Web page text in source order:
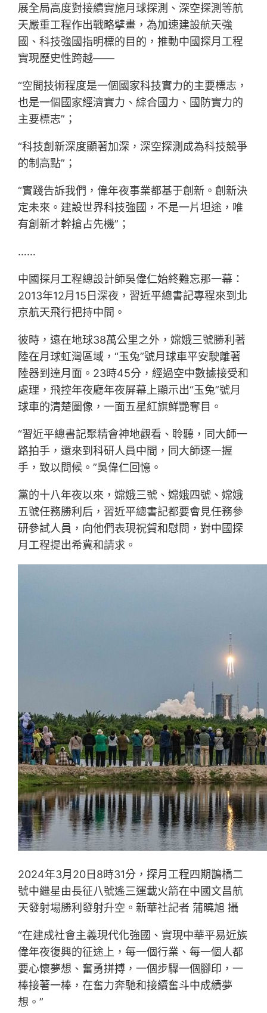
展全局高度對接續實施月球探測、深空探測等航
天嚴重工程作出戰略擘畫，為加速建設航天強
國、科技強國指明標的目的，推動中國探月工程
實現歷史性跨越——
“空間技術程度是一個國家科技實力的主要標志，
也是一個國家經濟實力、綜合國力、國防實力的
主要標志”；
“科技創新深度顯著加深，深空探測成為科技競爭
的制高點”；
“實踐告訴我們，偉年夜事業都基于創新。創新決
定未來。建設世界科技強國，不是一片坦途，唯
有創新才幹搶占先機”；
……
中國探月工程總設計師吳偉仁始終難忘那一幕：
2013年12月15日深夜，習近平總書記專程來到北
京航天飛行把持中間。
彼時，遠在地球38萬公里之外，嫦娥三號勝利著
陸在月球虹灣區域，“玉兔”號月球車平安駛離著
陸器到達月面。23時45分，經過空中數據接受和
處理，飛控年夜廳年夜屏幕上顯示出“玉兔”號月
球車的清楚圖像，一面五星紅旗鮮艷奪目。
“習近平總書記聚精會神地觀看、聆聽，同大師一
路拍手，還來到科研人員中間，同大師逐一握
手，致以問候。”吳偉仁回憶。
黨的十八年夜以來，嫦娥三號、嫦娥四號、嫦娥
五號任務勝利后，習近平總書記都要會見任務參
研參試人員，向他們表現祝賀和慰問，對中國探
月工程提出希冀和請求。
2024年3月20日8時31分，探月工程四期鵲橋二
號中繼星由長征八號遙三運載火箭在中國文昌航
天發射場勝利發射升空。新華社記者 蒲曉旭 攝
“在建成社會主義現代化強國、實現中華平易近族
偉年夜復興的征途上，每一個行業、每一個人都
要心懷夢想、奮勇拼搏，一個步驟一個腳印，一
棒接著一棒，在奮力奔馳和接續奮斗中成績夢
想。”